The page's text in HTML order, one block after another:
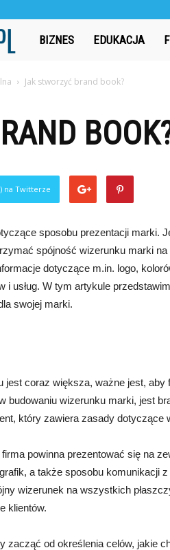
CzasAbsolwenta.pl
BIZNES EDUKACJA
Jak stworzyć brand book?
na Twitterze
sposobu prezentacji marki.
spójność wizerunku marki
dotyczące m.in. logo,
i usług. W tym artykule
swojej marki.
coraz większa, ważne jest, aby
budowaniu wizerunku marki, jest
który zawiera zasady dotyczące
powinna prezentować się na
a także sposobu komunikacji z
wizerunek na wszystkich
klientów.
od określenia celów, jakie